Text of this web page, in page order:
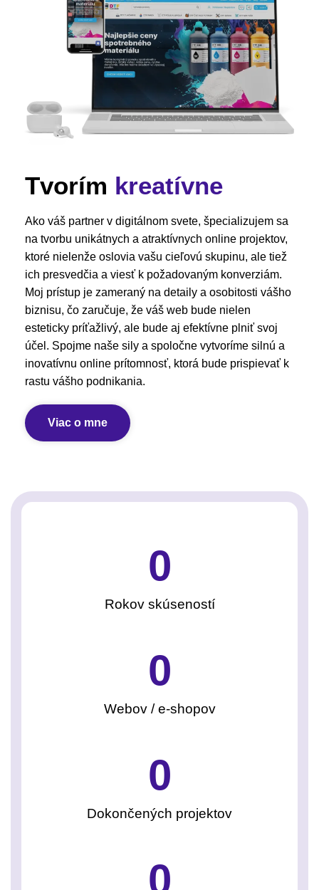
Tvorím kreatívne
Ako váš partner v digitálnom svete, špecializujem sa
na tvorbu unikátnych a atraktívnych online projektov,
ktoré nielenže oslovia vašu cieľovú skupinu, ale tiež
ich presvedčia a viesť k požadovaným konverziám.
Moj prístup je zameraný na detaily a osobitosti vášho
biznisu, čo zaručuje, že váš web bude nielen
esteticky príťažlivý, ale bude aj efektívne plniť svoj
účel. Spojme naše sily a spoločne vytvoríme silnú a
inovatívnu online prítomnosť, ktorá bude prispievať k
rastu vášho podnikania.
Viac o mne
Rokov skúseností
0
Webov / e-shopov
0
Dokončených projektov
0
0